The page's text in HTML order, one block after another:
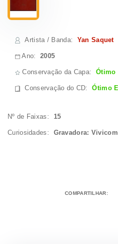
Artista / Banda: Yan Saquet
Ano:2005
Conservação da Capa: Ótimo
Conservação do CD:Ótimo
Nº de Faixas: 15
Curiosidades: Gravadora:
COMPARTILHAR: